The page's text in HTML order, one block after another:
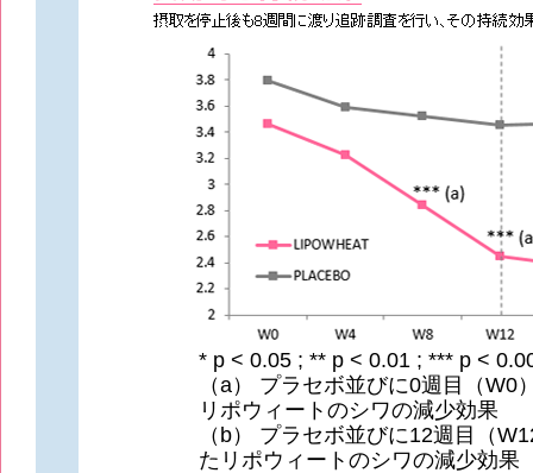
* p < 0.05 ; ** p < 0.01 ; *** p <
（a） プラセボ並びに0週目（W0
リポウィートのシワの減少効果
（b） プラセボ並びに12週目（
たリポウィートのシワの減少効果